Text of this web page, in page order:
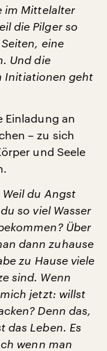
im Mittelalter
die Pilger so
eine
Und die
Initiationen geht
Einladung an
– zu sich
und Seele
du Angst
so viel Wasser
Über
dann zuhause
zu Hause viele
sind. Wenn
jetzt: willst
Denn das,
das Leben. Es
wenn man